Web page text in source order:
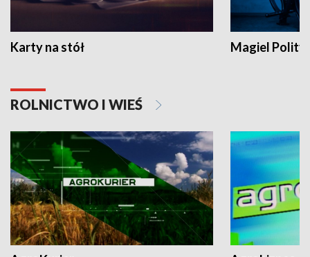
Karty na stół Magiel
ROLNICTWO I WIEŚ